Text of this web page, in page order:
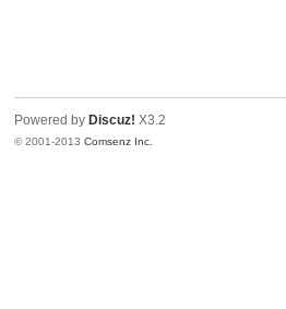
Powered by Discuz! X3.2
© 2001-2013Comsenz Inc.